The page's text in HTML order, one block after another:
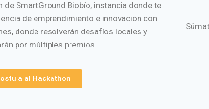
de SmartGround Biobío, instancia donde te
de emprendimiento e innovación con
donde resolverán desafíos locales y
por múltiples premios.
al Hackathon